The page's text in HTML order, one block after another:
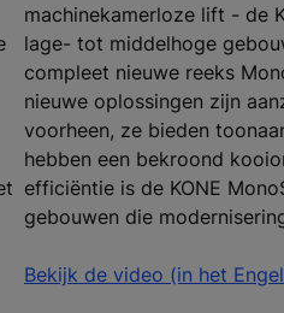
machinekamerloze lift - de
lage- tot middelhoge
compleet nieuwe reeks
nieuwe oplossingen zijn
voorheen, ze bieden
hebben een bekroond
efficiëntie is de KONE
gebouwen die
Bekijk de video (in het